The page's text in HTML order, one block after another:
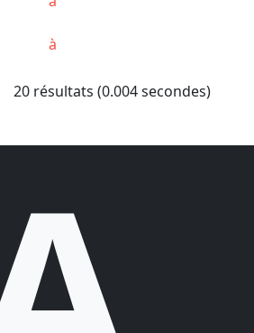
à
20 résultats (0.004 secondes)